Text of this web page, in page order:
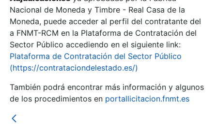
Nacional de Moneda y Timbre - Real Casa de la
Moneda, puede acceder al perfil del contratante del
a FNMT-RCM en la Plataforma de Contratación del
Sector Público accediendo en el siguiente link:
Plataforma de Contratación del Sector Público
(https://contrataciondelestado.es/)
También podrá encontrar más información y algunos
de los procedimientos en portallicitacion.fnmt.es